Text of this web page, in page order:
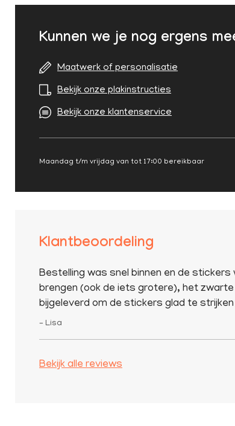
Kunnen we je nog ergens
Maatwerk of personalisatie
Bekijk onze plakinstructies
Bekijk onze klantenservice
Maandag t/m vrijdag van tot 17:00 bereikbaar
Klantbeoordeling
Bestelling was snel binnen en de stickers
brengen (ook de iets grotere), het
bijgeleverd om de stickers glad te strijken
– Lisa
Bekijk alle reviews